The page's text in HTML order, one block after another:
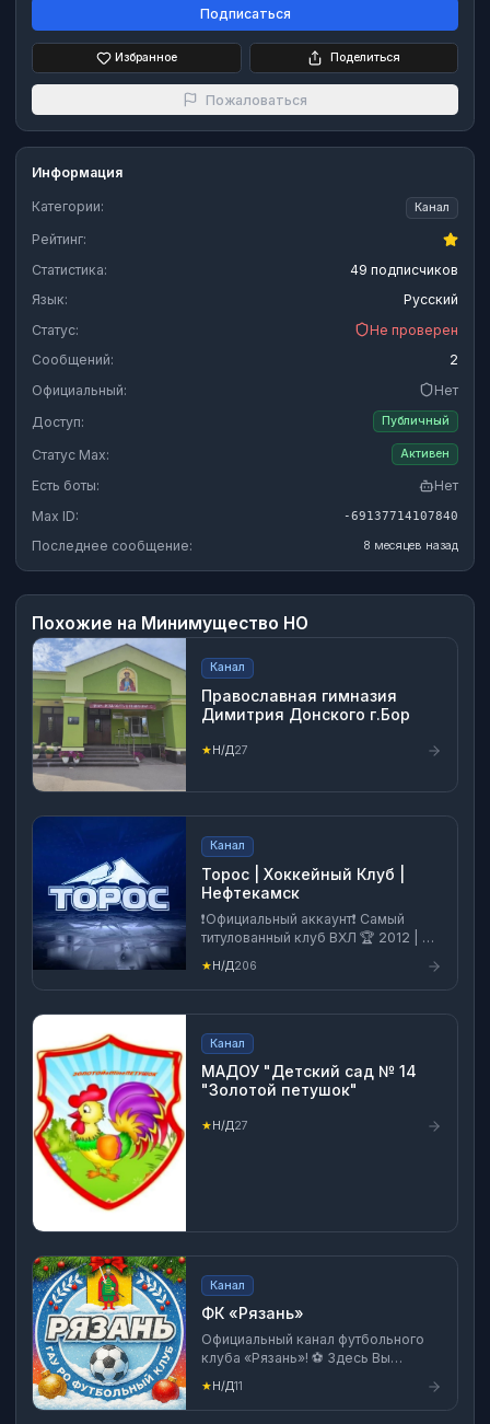
Подписаться
Избранное Поделиться
Пожаловаться
Информация
Категории: Канал
Рейтинг:
Статистика:
49 подписчиков
Язык:
Русский
Статус:
Не проверен
Сообщений:
2
Официальный:
Нет
Доступ:
Публичный
Статус Max: Активен
Есть боты:
Нет
Max ID:
-69137714107840
Последнее сообщение: 8 месяцев назад
Похожие на Минимущество НО
Канал
Православная гимназия
Димитрия Донского г.Бор
★Н/Д27
Канал
Торос | Хоккейный Клуб |
Нефтекамск
❗Официальный аккаунт❗ Самый
титулованный клуб ВХЛ 🏆 2012 | 🏆
2013 | 🏆 2015
★Н/Д206
Канал
МАДОУ "Детский сад № 14
"Золотой петушок"
★Н/Д27
Канал
ФК «Рязань»
Официальный канал футбольного
клуба «Рязань»! ⚽️ Здесь Вы
найдете эксклюзивные материалы,
интервью с игроками и тренерами,
челленджи и больше live-контента!
★Н/Д11